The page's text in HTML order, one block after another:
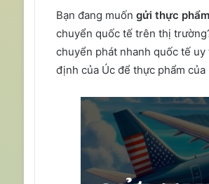
email
Bạn đang muốn gửi thực
chuyển quốc tế trên thị
chuyển phát nhanh quốc tế
định của Úc để thực phẩm